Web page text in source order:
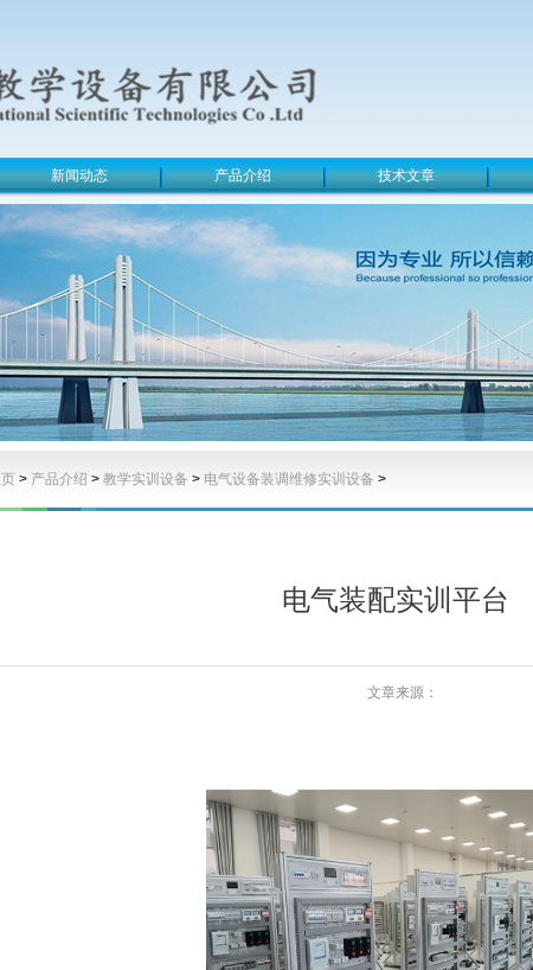
新闻动态 产品介绍 技术文章
> 产品介绍 > 教学实训设备 > 电气设备装调维修实训设备 >
电气装配实训平台
文章来源：